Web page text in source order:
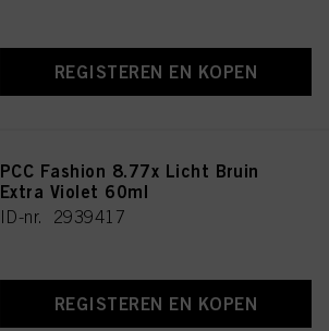
REGISTEREN EN KOPEN
PCC Fashion 8.77x Licht Bruin
Extra Violet 60ml
ID-nr. 2939417
REGISTEREN EN KOPEN